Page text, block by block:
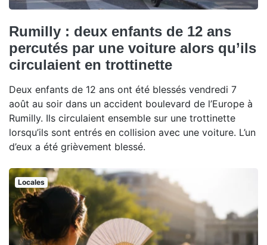
Rumilly : deux enfants de 12 ans
percutés par une voiture alors qu’ils
circulaient en trottinette
Deux enfants de 12 ans ont été blessés vendredi 7
août au soir dans un accident boulevard de l’Europe à
Rumilly. Ils circulaient ensemble sur une trottinette
lorsqu’ils sont entrés en collision avec une voiture. L’un
d’eux a été grièvement blessé.
Locales